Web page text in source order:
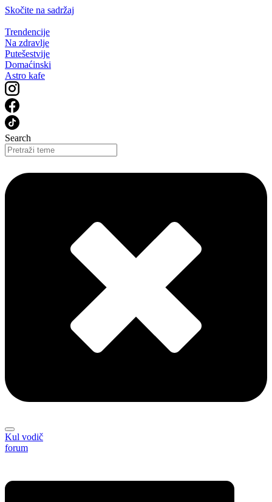
Skočite na sadržaj
Trendencije
Na zdravlje
Putešestvije
Domaćinski
Astro kafe
Search
Kul vodič
forum